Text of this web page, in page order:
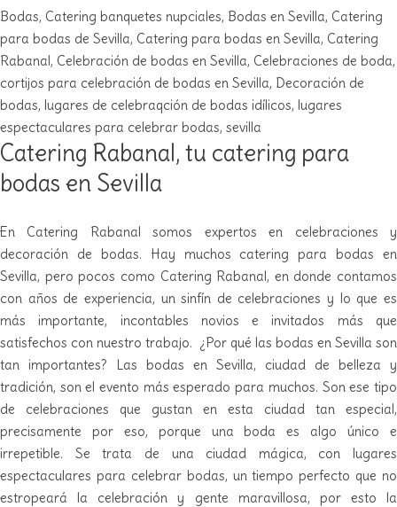
Bodas, Catering banquetes nupciales, Bodas en Sevilla, Catering
para bodas de Sevilla, Catering para bodas en Sevilla, Catering
Rabanal, Celebración de bodas en Sevilla, Celebraciones de boda,
cortijos para celebración de bodas en Sevilla, Decoración de
bodas, lugares de celebraqción de bodas idílicos, lugares
espectaculares para celebrar bodas, sevilla
Catering Rabanal, tu catering para
bodas en Sevilla
En Catering Rabanal somos expertos en celebraciones y
decoración de bodas. Hay muchos catering para bodas en
Sevilla, pero pocos como Catering Rabanal, en donde contamos
con años de experiencia, un sinfín de celebraciones y lo que es
más importante, incontables novios e invitados más que
satisfechos con nuestro trabajo. ¿Por qué las bodas en Sevilla son
tan importantes? Las bodas en Sevilla, ciudad de belleza y
tradición, son el evento más esperado para muchos. Son ese tipo
de celebraciones que gustan en esta ciudad tan especial,
precisamente por eso, porque una boda es algo único e
irrepetible. Se trata de una ciudad mágica, con lugares
espectaculares para celebrar bodas, un tiempo perfecto que no
estropeará la celebración y gente maravillosa, por esto la